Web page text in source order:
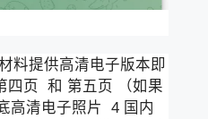
料提供高清电子版本即
四页 和 第五页 （如果
高清电子照片 4 国内